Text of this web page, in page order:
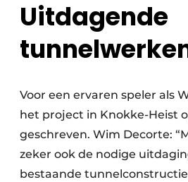
Uitdagende
Voor een ervaren speler als
het project in Knokke-Heist
geschreven. Wim Decorte:
zeker ook de nodige
bestaande